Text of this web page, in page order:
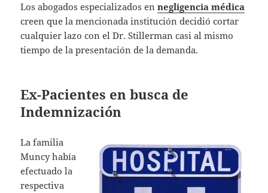
Los abogados especializados ennegligencia médica
creen que la mencionada institución decidió cortar
cualquier lazo con el Dr. Stillerman casi al mismo
tiempo de la presentación de la demanda.
Ex-Pacientes en busca de
Indemnización
La familia
Muncy había
efectuado la
respectiva